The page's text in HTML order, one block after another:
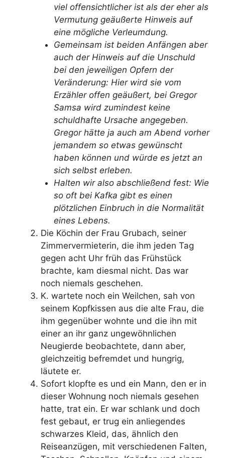
viel offensichtlicher ist als der eher als
Vermutung geäußerte Hinweis auf
eine mögliche Verleumdung.
Gemeinsam ist beiden Anfängen aber
auch der Hinweis auf die Unschuld
bei den jeweiligen Opfern der
Veränderung: Hier wird sie vom
Erzähler offen geäußert, bei Gregor
Samsa wird zumindest keine
schuldhafte Ursache angegeben.
Gregor hätte ja auch am Abend vorher
jemandem so etwas gewünscht
haben können und würde es jetzt an
sich selbst erleben.
Halten wir also abschließend fest: Wie
so oft bei Kafka gibt es einen
plötzlichen Einbruch in die Normalität
eines Lebens.
Die Köchin der Frau Grubach, seiner
Zimmervermieterin, die ihm jeden Tag
gegen acht Uhr früh das Frühstück
brachte, kam diesmal nicht. Das war
noch niemals geschehen.
K. wartete noch ein Weilchen, sah von
seinem Kopfkissen aus die alte Frau, die
ihm gegenüber wohnte und die ihn mit
einer an ihr ganz ungewöhnlichen
Neugierde beobachtete, dann aber,
gleichzeitig befremdet und hungrig,
läutete er.
Sofort klopfte es und ein Mann, den er in
dieser Wohnung noch niemals gesehen
hatte, trat ein. Er war schlank und doch
fest gebaut, er trug ein anliegendes
schwarzes Kleid, das, ähnlich den
Reiseanzügen, mit verschiedenen Falten,